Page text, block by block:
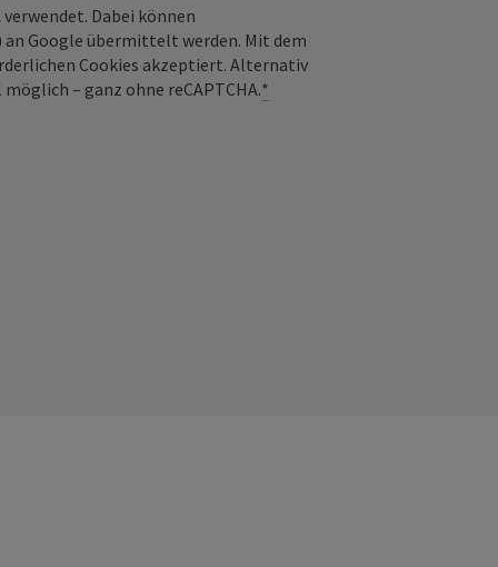
Dabei können
an Google übermittelt werden. Mit dem
Cookies akzeptiert. Alternativ
– ganz ohne reCAPTCHA.*